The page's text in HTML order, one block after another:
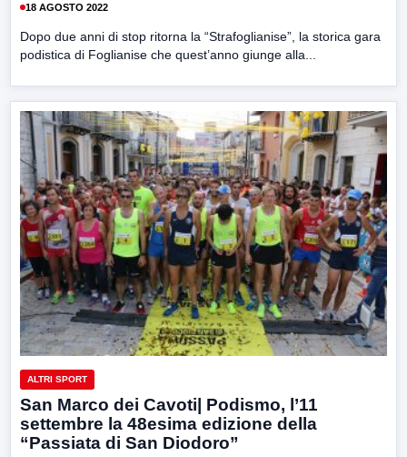
18 AGOSTO 2022
Dopo due anni di stop ritorna la “Strafoglianise”, la storica gara
podistica di Foglianise che quest’anno giunge alla...
ALTRI SPORT
San Marco dei Cavoti| Podismo, l’11
settembre la 48esima edizione della
“Passiata di San Diodoro”